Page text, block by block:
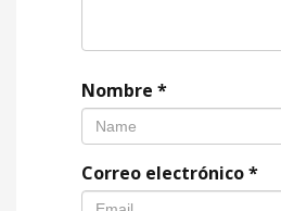
Nombre *
Correo electrónico*